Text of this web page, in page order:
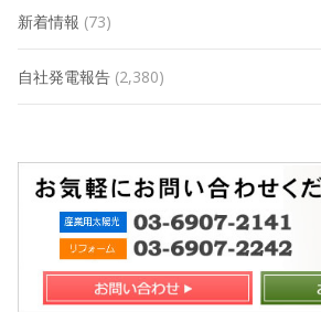
新着情報 (73)
自社発電報告 (2,380)